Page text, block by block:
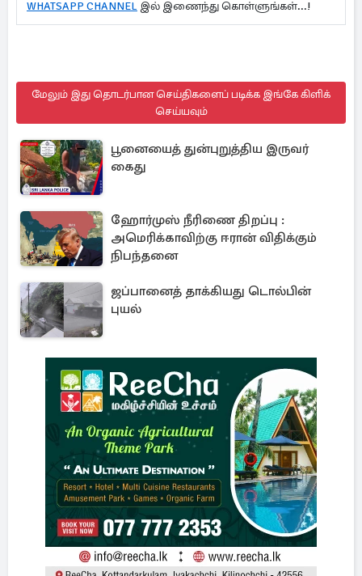
WHATSAPP CHANNEL இல் இணைந்து கொள்ளுங்கள்...!
மேலும் இது தொடர்பான செய்திகளைப் படிக்க இங்கே கிளிக்
செய்யவும்
பூனையைத் துன்புறுத்திய இருவர்
கைது
ஹோர்முஸ் நீரிணை திறப்பு :
அமெரிக்காவிற்கு ஈரான் விதிக்கும்
நிபந்தனை
ஜப்பானைத் தாக்கியது டொல்பின்
புயல்